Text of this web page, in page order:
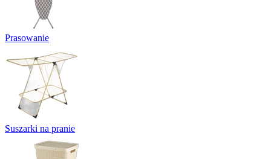
Prasowanie
Suszarki na pranie